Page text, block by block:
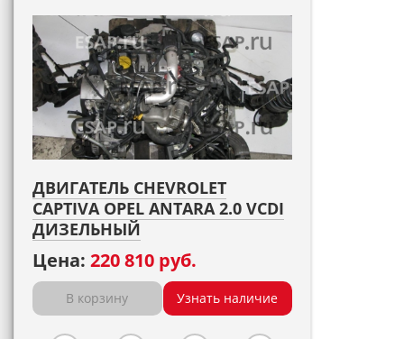
ДВИГАТЕЛЬ CHEVROLET
CAPTIVA OPEL ANTARA 2.0 VCDI
ДИЗЕЛЬНЫЙ
Цена: 220 810 руб.
В корзину Узнать наличие